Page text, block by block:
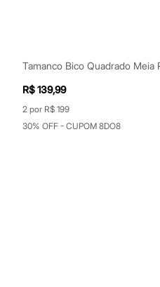
Roupas
Camisas
Calças
Camisetas e Regatas
Casacos e Jaquetas
R$ 139,99
2 por R$ 199
30% OFF - CUPOM 8DO8